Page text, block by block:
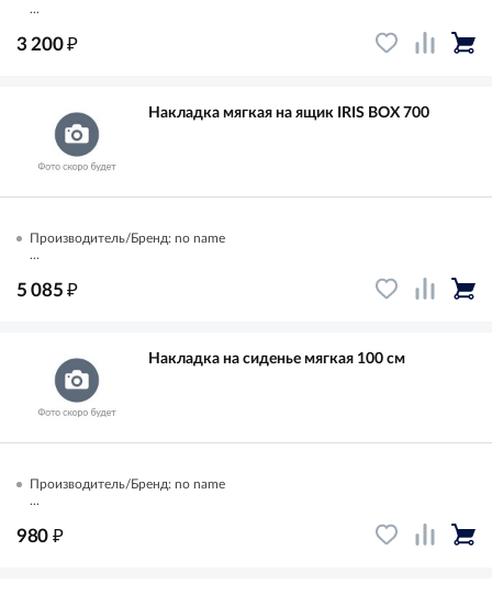
...
3 200₽
Накладка мягкая на ящик IRIS BOX 700
Производитель/Бренд: no name
...
5 085₽
Накладка на сиденье мягкая 100 см
Производитель/Бренд: no name
...
980 ₽